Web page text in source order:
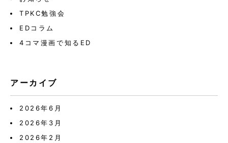
TPKC勉強会
EDコラム
4コマ漫画で知るED
アーカイブ
2026年6月
2026年3月
2026年2月